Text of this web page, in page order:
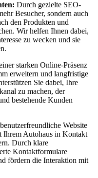
Durch gezielte SEO-
Besucher, sondern auch
den Produkten und
Wir helfen Ihnen dabei,
zu wecken und sie
starken Online-Präsenz
erweitern und langfristige
Sie dabei, Ihre
zu machen, der
bestehende Kunden
Website
Ihrem Autohaus in Kontakt
Durch klare
Kontaktformulare
fördern die Interaktion mit